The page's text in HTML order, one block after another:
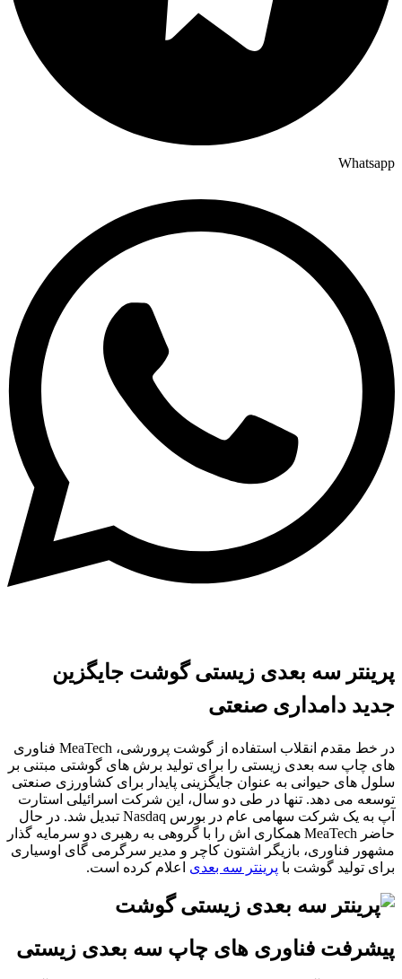
Whatsapp
پرینتر سه بعدی زیستی گوشت جایگزین
جدید دامداری صنعتی
در خط مقدم انقلاب استفاده از گوشت پرورشی، MeaTech فناوری
های چاپ سه بعدی زیستی را برای تولید برش های گوشتی مبتنی بر
سلول های حیوانی به عنوان جایگزینی پایدار برای کشاورزی صنعتی
توسعه می دهد. تنها در طی دو سال، این شرکت اسرائیلی استارت
آپ به یک شرکت سهامی عام در بورس Nasdaq تبدیل شد. در حال
حاضر MeaTech همکاری اش را با گروهی به رهبری دو سرمایه گذار
مشهور فناوری، بازیگر اشتون کاچر و مدیر سرگرمی گای اوسیاری
برای تولید گوشت با پرینتر سه بعدی اعلام کرده است.
پیشرفت فناوری های چاپ سه بعدی زیستی